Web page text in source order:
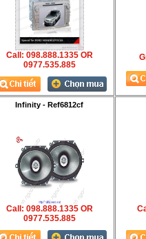
Call: 098.888.1335 OR
0977.535.885
Infinity - Ref6812cf
Call: 098.888.1335 OR
0977.535.885